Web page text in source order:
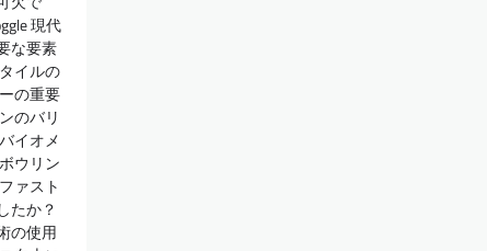
現代
な要素
イルの
の重要
のバリ
イオメ
ウリン
ァスト
たか？
の使用